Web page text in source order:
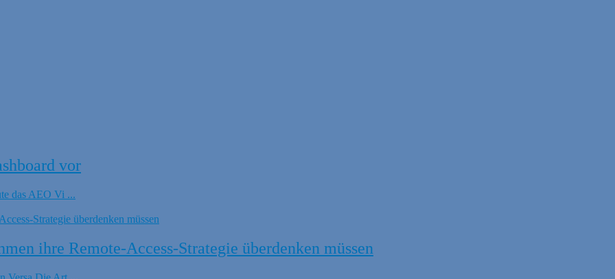
vor
das AEO Vi ...
ihre Remote-Access-Strategie überdenken müssen